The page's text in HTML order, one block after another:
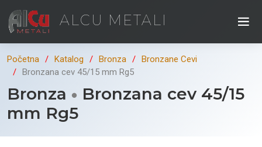
ALCU METALI
Početna Katalog Bronza
Bronzane Cevi
Bronzana cev 45/15 mm Rg5
Bronza
Bronzana cev 45/15
mm Rg5